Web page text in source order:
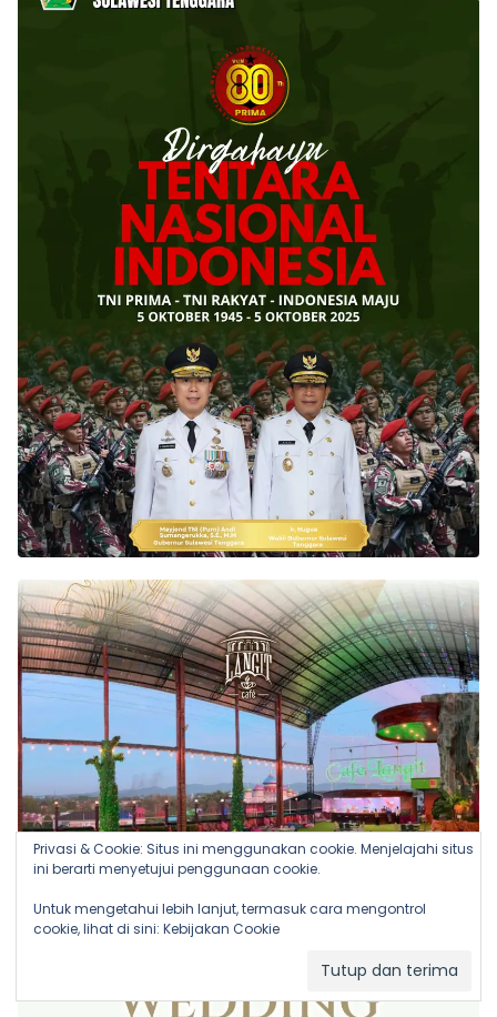
Privasi & Cookie: Situs ini menggunakan cookie. Menjelajahi situs
ini berarti menyetujui penggunaan cookie.
Untuk mengetahui lebih lanjut, termasuk cara mengontrol
cookie, lihat di sini: Kebijakan Cookie